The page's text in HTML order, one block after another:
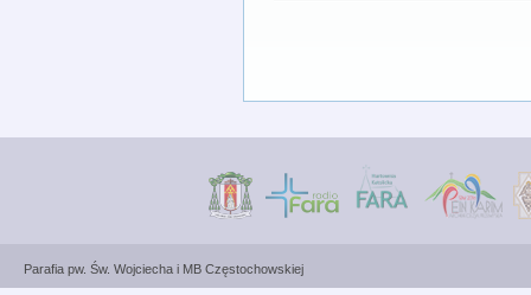
Parafia pw. Św. Wojciecha i MB Częstochowskiej